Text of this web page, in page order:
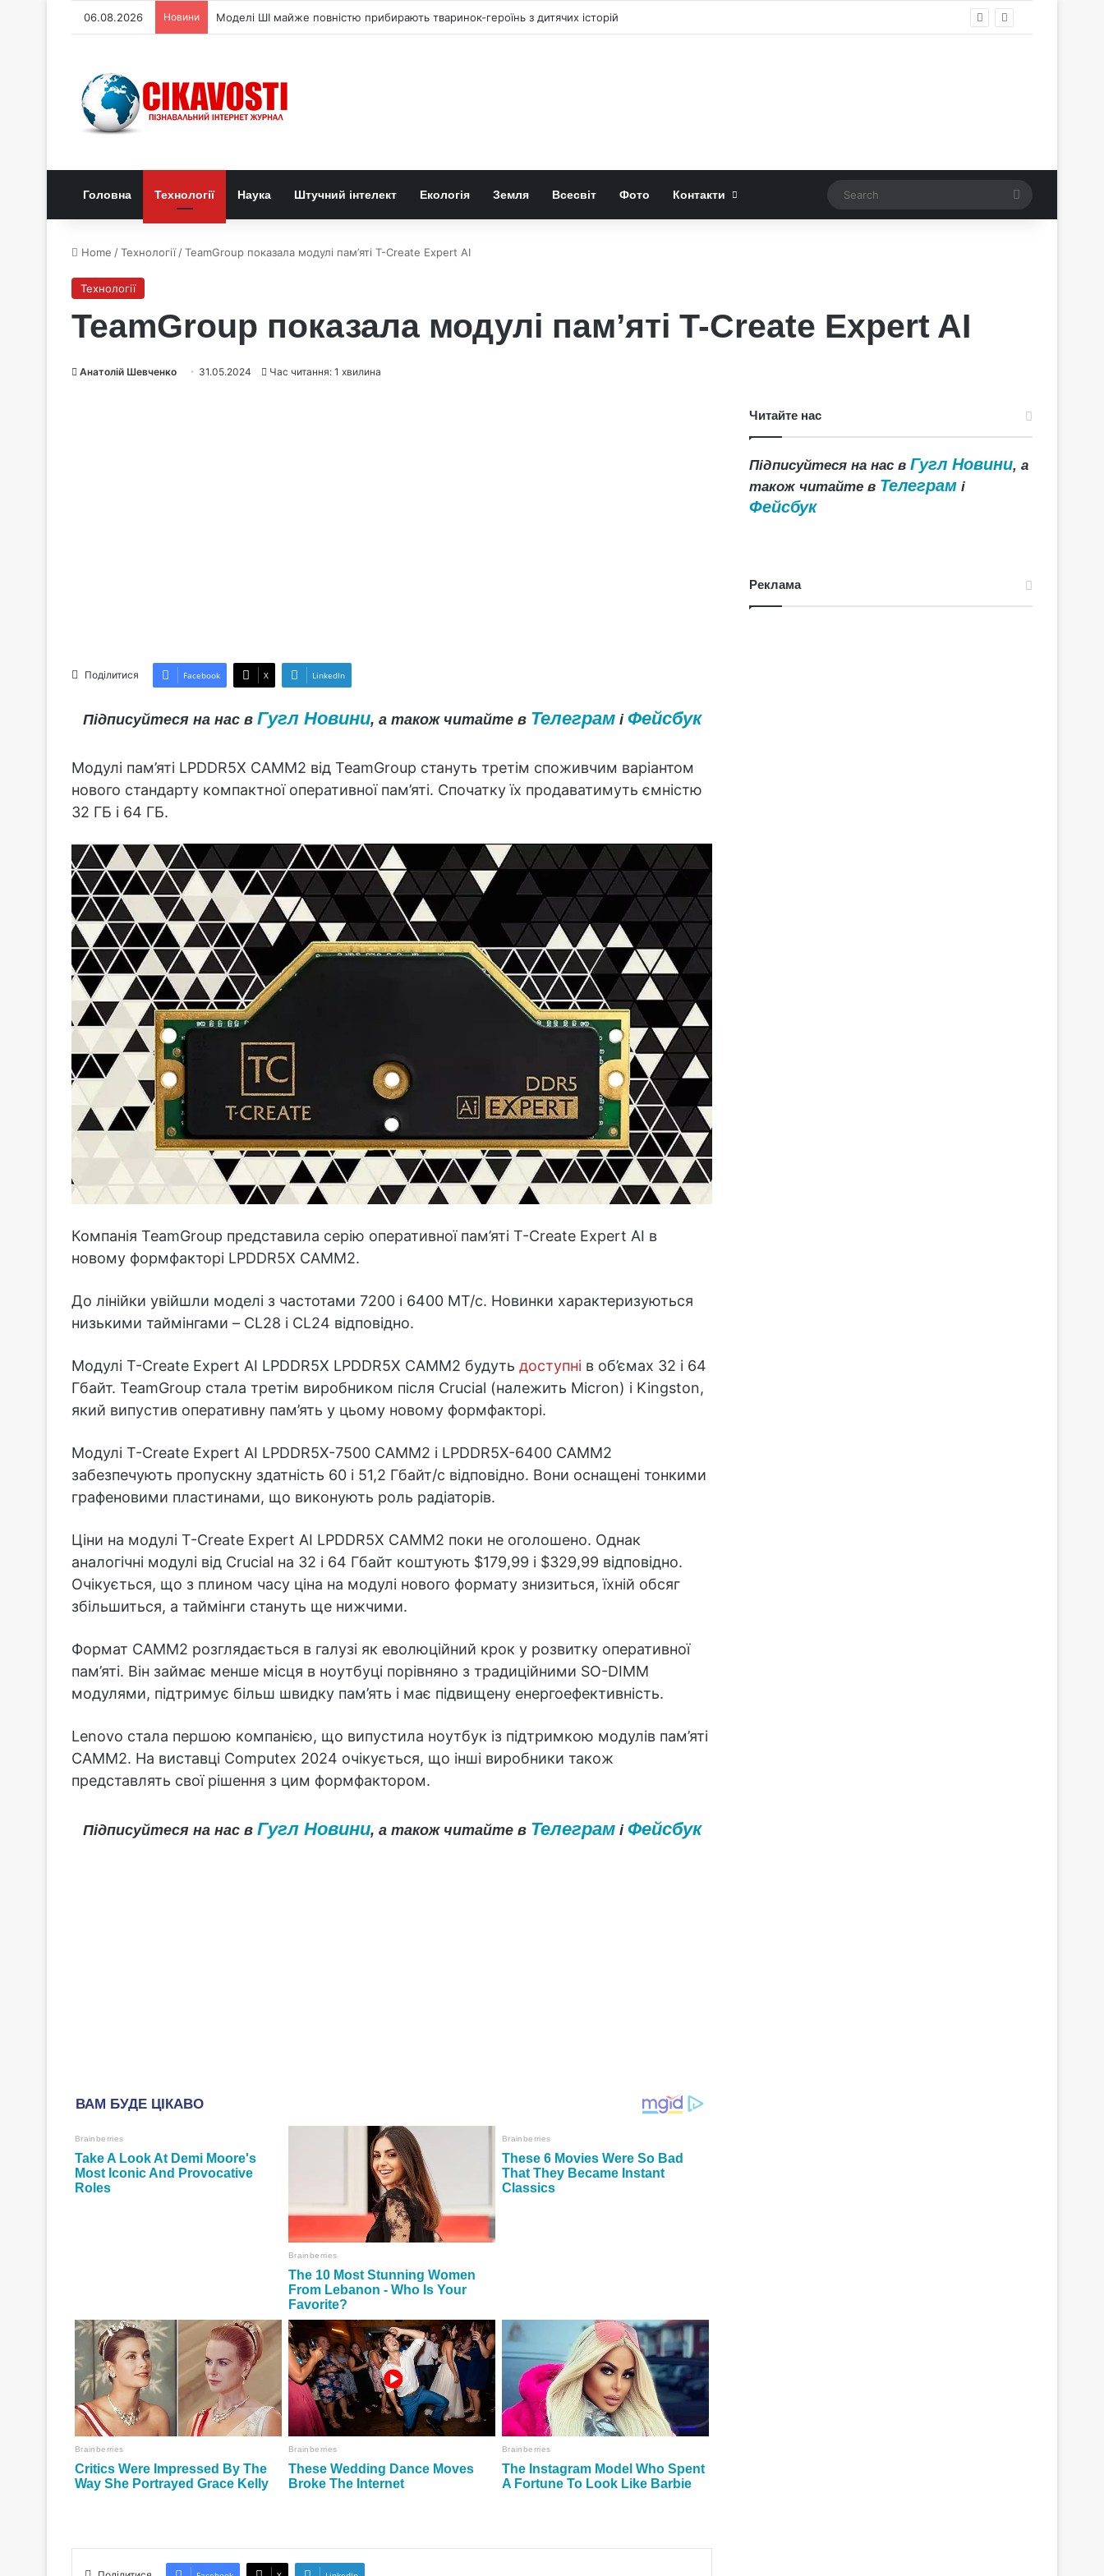
06.08.2026 Новини Моделі ШІ майже повністю прибирають тваринок-героїнь з дитячих історій
Головна Технології Наука Штучний інтелект Екологія Земля Всесвіт Фото Контакти Search
Home /Технології /TeamGroup показала модулі пам’яті T-Create Expert AІ
Технології
TeamGroup показала модулі пам’яті T-Create Expert AІ
Анатолій Шевченко 31.05.2024 Час читання: 1 хвилина
Поділитися Facebook X LinkedIn
Підписуйтеся на нас в Гугл Новини, а також читайте в Телеграмі Фейсбук
Модулі пам’яті LPDDR5X CAMM2 від TeamGroup стануть третім споживчим варіантом
нового стандарту компактної оперативної пам’яті. Спочатку їх продаватимуть ємністю
32 ГБ і 64 ГБ.
Компанія TeamGroup представила серію оперативної пам’яті T-Create Expert AI в
новому формфакторі LPDDR5X CAMM2.
До лінійки увійшли моделі з частотами 7200 і 6400 МТ/с. Новинки характеризуються
низькими таймінгами – CL28 і CL24 відповідно.
Модулі T-Create Expert AI LPDDR5X LPDDR5X CAMM2 будуть доступні в об’ємах 32 і 64
Гбайт. TeamGroup стала третім виробником після Crucial (належить Micron) і Kingston,
який випустив оперативну пам’ять у цьому новому формфакторі.
Модулі T-Create Expert AI LPDDR5X-7500 CAMM2 і LPDDR5X-6400 CAMM2
забезпечують пропускну здатність 60 і 51,2 Гбайт/с відповідно. Вони оснащені тонкими
графеновими пластинами, що виконують роль радіаторів.
Ціни на модулі T-Create Expert AI LPDDR5X CAMM2 поки не оголошено. Однак
аналогічні модулі від Crucial на 32 і 64 Гбайт коштують $179,99 і $329,99 відповідно.
Очікується, що з плином часу ціна на модулі нового формату знизиться, їхній обсяг
збільшиться, а таймінги стануть ще нижчими.
Формат CAMM2 розглядається в галузі як еволюційний крок у розвитку оперативної
пам’яті. Він займає менше місця в ноутбуці порівняно з традиційними SO-DIMM
модулями, підтримує більш швидку пам’ять і має підвищену енергоефективність.
Lenovo стала першою компанією, що випустила ноутбук із підтримкою модулів пам’яті
CAMM2. На виставці Computex 2024 очікується, що інші виробники також
представлять свої рішення з цим формфактором.
Підписуйтеся на нас в Гугл Новини, а також читайте в Телеграмі Фейсбук
Читайте нас
Підписуйтеся на нас вГугл Новини, а
також читайте в Телеграм і
Фейсбук
Реклама